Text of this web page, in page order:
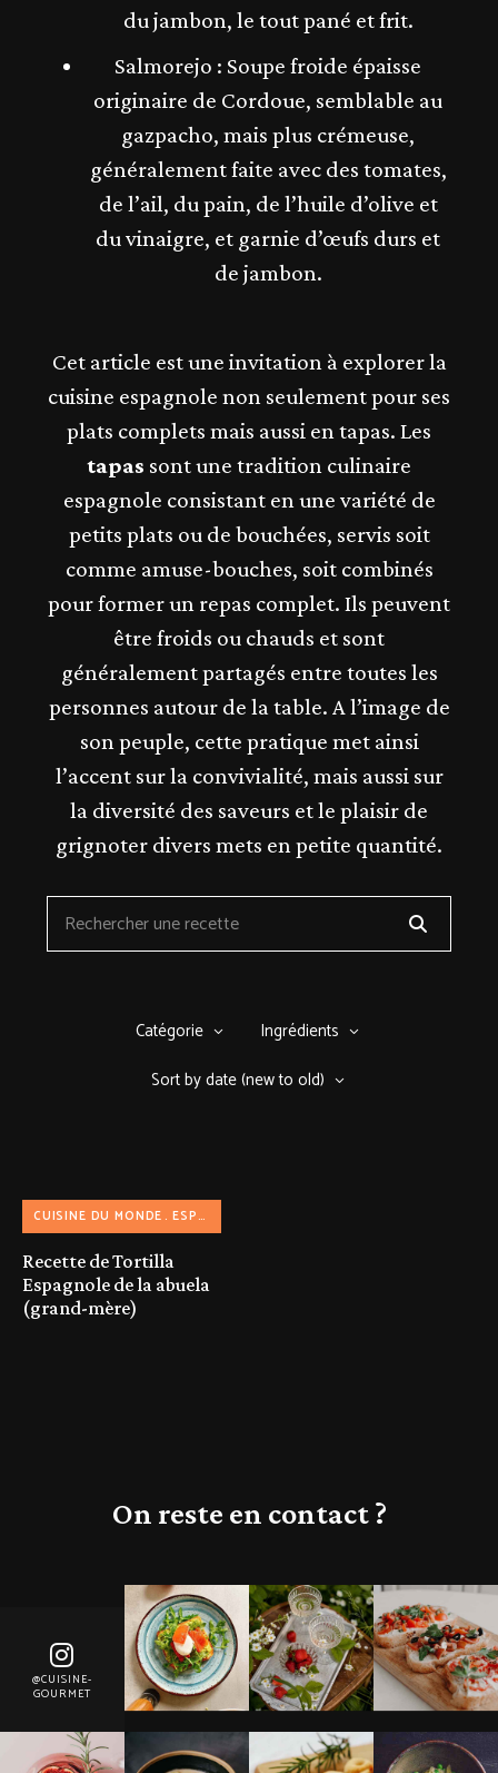
du jambon, le tout pané et frit.
Salmorejo : Soupe froide épaisse
originaire de Cordoue, semblable au
gazpacho, mais plus crémeuse,
généralement faite avec des tomates,
de l’ail, du pain, de l’huile d’olive et
du vinaigre, et garnie d’œufs durs et
de jambon.
Cet article est une invitation à explorer la
cuisine espagnole non seulement pour ses
plats complets mais aussi en tapas. Les
tapas sont une tradition culinaire
espagnole consistant en une variété de
petits plats ou de bouchées, servis soit
comme amuse-bouches, soit combinés
pour former un repas complet. Ils peuvent
être froids ou chauds et sont
généralement partagés entre toutes les
personnes autour de la table. A l’image de
son peuple, cette pratique met ainsi
l’accent sur la convivialité, mais aussi sur
la diversité des saveurs et le plaisir de
grignoter divers mets en petite quantité.
Catégorie
Ingrédients
Sort by date (new to old)
CUISINE DU MONDE ESPAGNOLE
Recette de Tortilla
Espagnole de la abuela
(grand-mère)
On reste en contact ?
@CUISINE-
GOURMET